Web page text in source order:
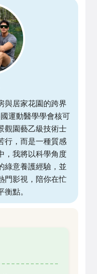
與居家花園的跨界
運動醫學學會核可
觀園藝乙級技術士
行，而是一種質感
，我將以科學角度
綠意養護經驗，並
門影視，陪你在忙
點。